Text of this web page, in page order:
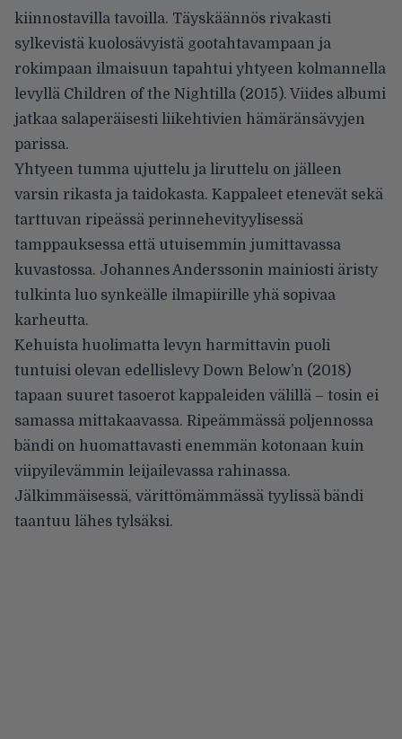
kiinnostavilla tavoilla. Täyskäännös rivakasti
sylkevistä kuolosävyistä gootahtavampaan ja
rokimpaan ilmaisuun tapahtui yhtyeen kolmannella
levyllä Children of the Nightilla (2015). Viides albumi
jatkaa salaperäisesti liikehtivien hämäränsävyjen
parissa.
Yhtyeen tumma ujuttelu ja liruttelu on jälleen
varsin rikasta ja taidokasta. Kappaleet etenevät sekä
tarttuvan ripeässä perinnehevityylisessä
tamppauksessa että utuisemmin jumittavassa
kuvastossa. Johannes Anderssonin mainiosti äristy
tulkinta luo synkeälle ilmapiirille yhä sopivaa
karheutta.
Kehuista huolimatta levyn harmittavin puoli
tuntuisi olevan edellislevy Down Below’n (2018)
tapaan suuret tasoerot kappaleiden välillä – tosin ei
samassa mittakaavassa. Ripeämmässä poljennossa
bändi on huomattavasti enemmän kotonaan kuin
viipyilevämmin leijailevassa rahinassa.
Jälkimmäisessä, värittömämmässä tyylissä bändi
taantuu lähes tylsäksi.